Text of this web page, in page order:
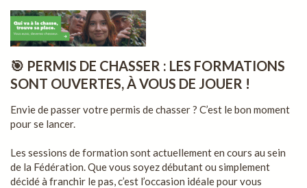
🎯 PERMIS DE CHASSER : LES FORMATIONS
SONT OUVERTES, À VOUS DE JOUER !
Envie de passer votre permis de chasser ? C’est le bon moment
pour se lancer.
Les sessions de formation sont actuellement en cours au sein
de la Fédération. Que vous soyez débutant ou simplement
décidé à franchir le pas, c’est l’occasion idéale pour vous